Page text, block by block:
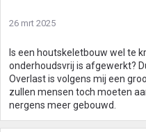
n
e
n
:
26 mrt 2025
Is een houtskeletbouw wel te
onderhoudsvrij is afgewerkt?
Overlast is volgens mij een
zullen mensen toch moeten
nergens meer gebouwd.